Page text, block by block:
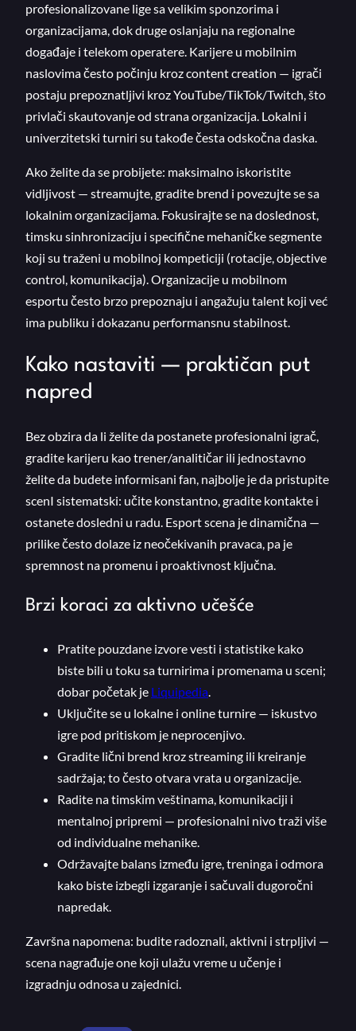
profesionalizovane lige sa velikim sponzorima i
organizacijama, dok druge oslanjaju na regionalne
događaje i telekom operatere. Karijere u mobilnim
naslovima često počinju kroz content creation — igrači
postaju prepoznatljivi kroz YouTube/TikTok/Twitch, što
privlači skautovanje od strana organizacija. Lokalni i
univerzitetski turniri su takođe česta odskočna daska.
Ako želite da se probijete: maksimalno iskoristite
vidljivost — streamujte, gradite brend i povezujte se sa
lokalnim organizacijama. Fokusirajte se na doslednost,
timsku sinhronizaciju i specifične mehaničke segmente
koji su traženi u mobilnoj kompeticiji (rotacije, objective
control, komunikacija). Organizacije u mobilnom
esportu često brzo prepoznaju i angažuju talent koji već
ima publiku i dokazanu performansnu stabilnost.
Kako nastaviti — praktičan put
napred
Bez obzira da li želite da postanete profesionalni igrač,
gradite karijeru kao trener/analitičar ili jednostavno
želite da budete informisani fan, najbolje je da pristupite
scenI sistematski: učite konstantno, gradite kontakte i
ostanete dosledni u radu. Esport scena je dinamična —
prilike često dolaze iz neočekivanih pravaca, pa je
spremnost na promenu i proaktivnost ključna.
Brzi koraci za aktivno učešće
Pratite pouzdane izvore vesti i statistike kako
biste bili u toku sa turnirima i promenama u sceni;
dobar početak je Liquipedia.
Uključite se u lokalne i online turnire — iskustvo
igre pod pritiskom je neprocenjivo.
Gradite lični brend kroz streaming ili kreiranje
sadržaja; to često otvara vrata u organizacije.
Radite na timskim veštinama, komunikaciji i
mentalnoj pripremi — profesionalni nivo traži više
od individualne mehanike.
Održavajte balans između igre, treninga i odmora
kako biste izbegli izgaranje i sačuvali dugoročni
napredak.
Završna napomena: budite radoznali, aktivni i strpljivi —
scena nagrađuje one koji ulažu vreme u učenje i
izgradnju odnosa u zajednici.